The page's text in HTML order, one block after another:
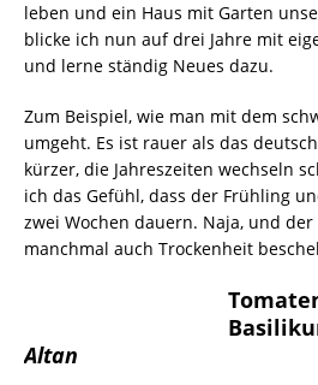
leben und ein Haus mit Garten
blicke ich nun auf drei Jahre mit
und lerne ständig Neues dazu.
Zum Beispiel, wie man mit dem
umgeht. Es ist rauer als das
kürzer, die Jahreszeiten wechseln
ich das Gefühl, dass der Frühling
zwei Wochen dauern. Naja, und
manchmal auch Trockenheit
Altan